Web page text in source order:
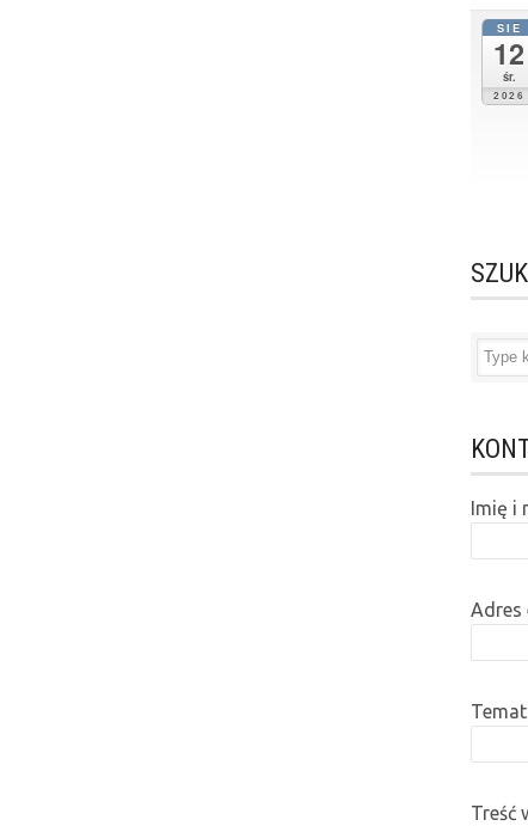
SIE
12
śr.
2026
Imię i
Adres
Temat
Treść